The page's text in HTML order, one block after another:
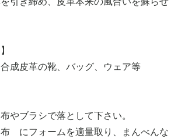
成皮革の靴、バッグ、ウェア等
やブラシで落として下さい。
布 にフォームを適量取り、まんべんな